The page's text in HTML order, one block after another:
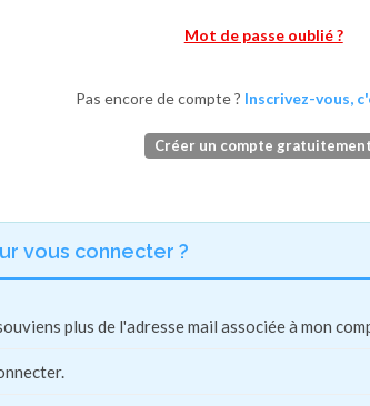
Mot de passe oublié ?
Pas encore de compte ? Inscrivez-vous,
Créer un compte gratuitement
vous connecter ?
plus de l'adresse mail associée à mon